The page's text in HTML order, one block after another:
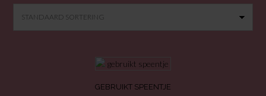
GEBRUIKT SPEENTJE